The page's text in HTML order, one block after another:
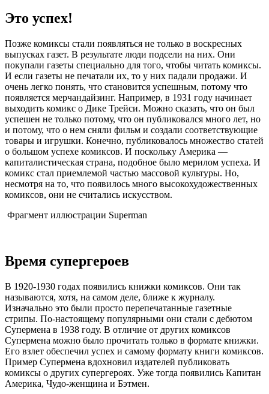
Это успех!
Позже комиксы стали появляться не только в воскресных
выпусках газет. В результате люди подсели на них. Они
покупали газеты специально для того, чтобы читать комиксы.
И если газеты не печатали их, то у них падали продажи. И
очень легко понять, что становится успешным, потому что
появляется мерчандайзинг. Например, в 1931 году начинает
выходить комикс о Дике Трейси. Можно сказать, что он был
успешен не только потому, что он публиковался много лет, но
и потому, что о нем сняли фильм и создали соответствующие
товары и игрушки. Конечно, публиковалось множество статей
о большом успехе комиксов. И поскольку Америка —
капиталистическая страна, подобное было мерилом успеха. И
комикс стал приемлемой частью массовой культуры. Но,
несмотря на то, что появилось много высокохудожественных
комиксов, они не считались искусством.
Фрагмент иллюстрации Superman
Время супергероев
В 1920-1930 годах появились книжки комиксов. Они так
называются, хотя, на самом деле, ближе к журналу.
Изначально это были просто перепечатанные газетные
стрипы. По-настоящему популярными они стали с дебютом
Супермена в 1938 году. В отличие от других комиксов
Супермена можно было прочитать только в формате книжки.
Его взлет обеспечил успех и самому формату книги комиксов.
Пример Супермена вдохновил издателей публиковать
комиксы о других супергероях. Уже тогда появились Капитан
Америка, Чудо-женщина и Бэтмен.